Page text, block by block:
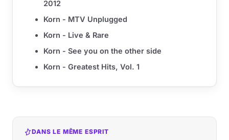
2012
Korn - MTV Unplugged
Korn - Live & Rare
Korn - See you on the other side
Korn - Greatest Hits, Vol. 1
DANS LE MÊME ESPRIT